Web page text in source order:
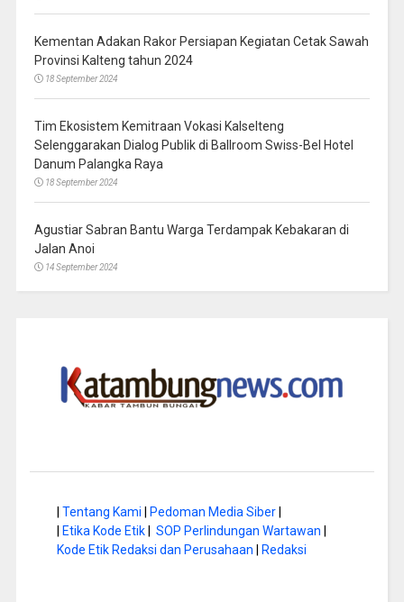
Kementan Adakan Rakor Persiapan Kegiatan Cetak Sawah
Provinsi Kalteng tahun 2024
18 September 2024
Tim Ekosistem Kemitraan Vokasi Kalselteng
Selenggarakan Dialog Publik di Ballroom Swiss-Bel Hotel
Danum Palangka Raya
18 September 2024
Agustiar Sabran Bantu Warga Terdampak Kebakaran di
Jalan Anoi
14 September 2024
| Tentang Kami | Pedoman Media Siber|
| Etika Kode Etik| SOP Perlindungan Wartawan |
Kode Etik Redaksi dan Perusahaan | Redaksi